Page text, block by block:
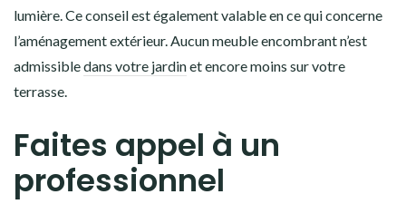
lumière. Ce conseil est également valable en ce qui concerne
l’aménagement extérieur. Aucun meuble encombrant n’est
admissibledans votre jardinet encore moins sur votre
terrasse.
Faites appel à un
professionnel